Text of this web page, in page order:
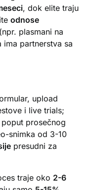
, dok elite traju
odnose
plasmani na
ima partnerstva sa
upload
i live trials;
prosečnog
snimka od 3-10
presudni za
traje oko 2-6